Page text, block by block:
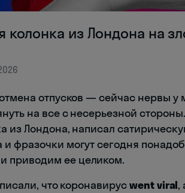
колонка из Лондона на
отпусков — сейчас нервы у
на все с несерьезной
из Лондона, написал
и фразочки могут сегодня
приводим ее целиком.
что коронавирусwent viral,